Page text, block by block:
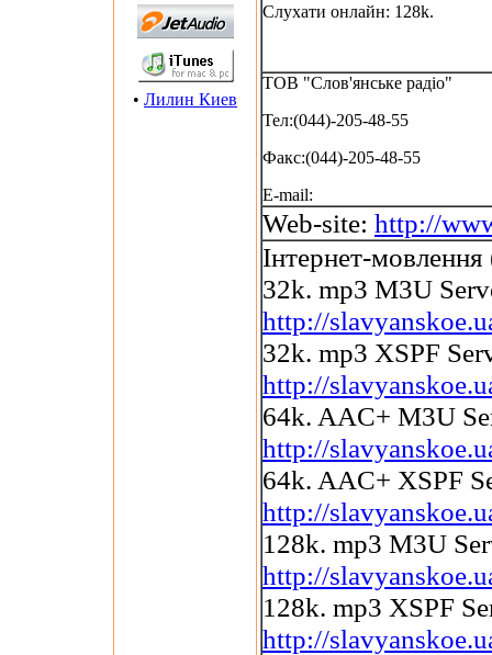
• Лилин Киев
Слухати онлайн: 128k.
ТОВ "Слов'янське радіо"
Тел:(044)-205-48-55
Факс:(044)-205-48-55
E-mail:
Web-site: http://
Інтернет-
32k. mp3 M3U
http://
32k. mp3 XSPF
http://
64k. AAC+ M3U
http://
64k. AAC+ XSPF
http://
128k. mp3 M3U
http://
128k. mp3 XSPF
http://